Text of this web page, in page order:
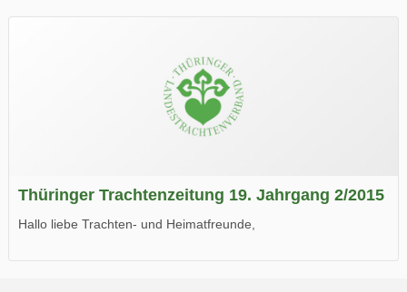
Wir wünschen Euch viel Spaß beim Lesen.
Thüringer Trachtenzeitung 19. Jahrgang 2/2015
Hallo liebe Trachten- und Heimatfreunde,